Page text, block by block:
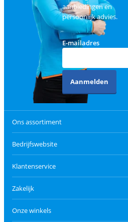
aanbiedingen en
persoonlijk advies.
E-mailadres
Aanmelden
Ons assortiment
Bedrijfswebsite
Klantenservice
Zakelijk
Onze winkels